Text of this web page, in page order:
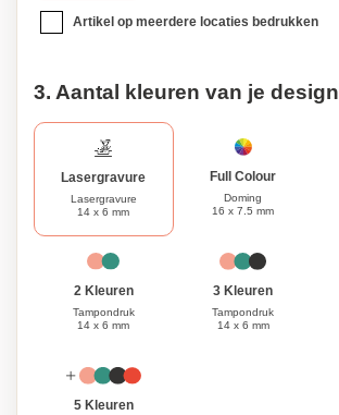
Artikel op meerdere locaties bedrukken
3. Aantal kleuren van je design
Lasergravure
Lasergravure
14 x 6 mm
Full Colour
Doming
16 x 7.5 mm
2 Kleuren
Tampondruk
14 x 6 mm
3 Kleuren
Tampondruk
14 x 6 mm
5 Kleuren